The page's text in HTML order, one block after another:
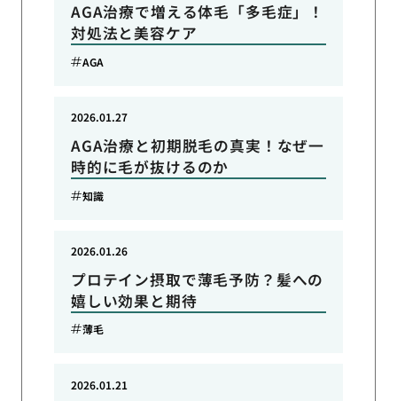
AGA治療で増える体毛「多毛症」！
対処法と美容ケア
AGA
AGA治療と初期脱毛の真実！なぜ一
時的に毛が抜けるのか
2026.01.27
知識
プロテイン摂取で薄毛予防？髪への
嬉しい効果と期待
2026.01.26
薄毛
2026.01.21